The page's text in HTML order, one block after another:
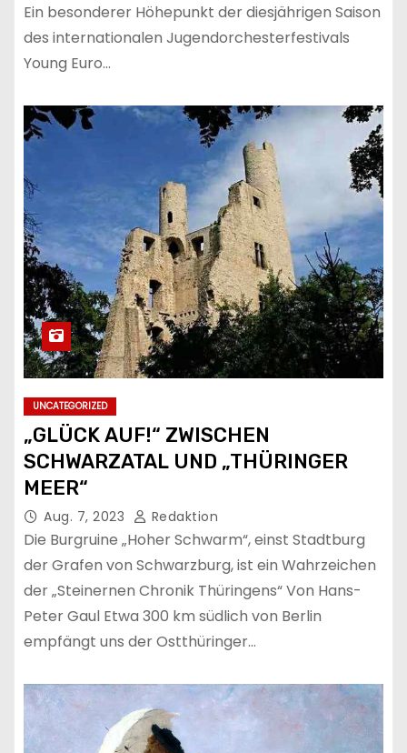
Ein besonderer Höhepunkt der diesjährigen Saison
des internationalen Jugendorchesterfestivals
Young Euro…
UNCATEGORIZED
„GLÜCK AUF!“ ZWISCHEN
SCHWARZATAL UND „THÜRINGER
MEER“
Aug. 7, 2023 Redaktion
Die Burgruine „Hoher Schwarm“, einst Stadtburg
der Grafen von Schwarzburg, ist ein Wahrzeichen
der „Steinernen Chronik Thüringens“ Von Hans-
Peter Gaul Etwa 300 km südlich von Berlin
empfängt uns der Ostthüringer…